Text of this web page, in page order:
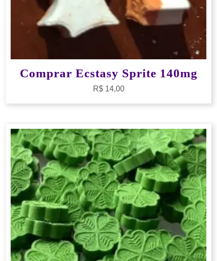
Comprar Ecstasy Sprite 140mg
R$14,00